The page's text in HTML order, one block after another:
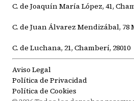
C. de Joaquín María López, 41,
C. de Juan Álvarez Mendizábal, 78
C. de Luchana, 21, Chamberí, 28010
Aviso Legal
Política de Privacidad
Política de Cookies